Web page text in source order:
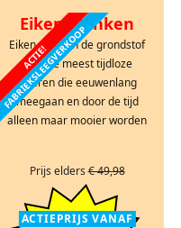
ACTIE!
FABRIEKSLEEGVERKOOP
Eiken planken
Eiken planken de grondstof
voor de meest tijdloze
vloeren die eeuwenlang
meegaan en door de tijd
alleen maar mooier worden
Prijs elders€ 49,98
ACTIEPRIJS VANAF